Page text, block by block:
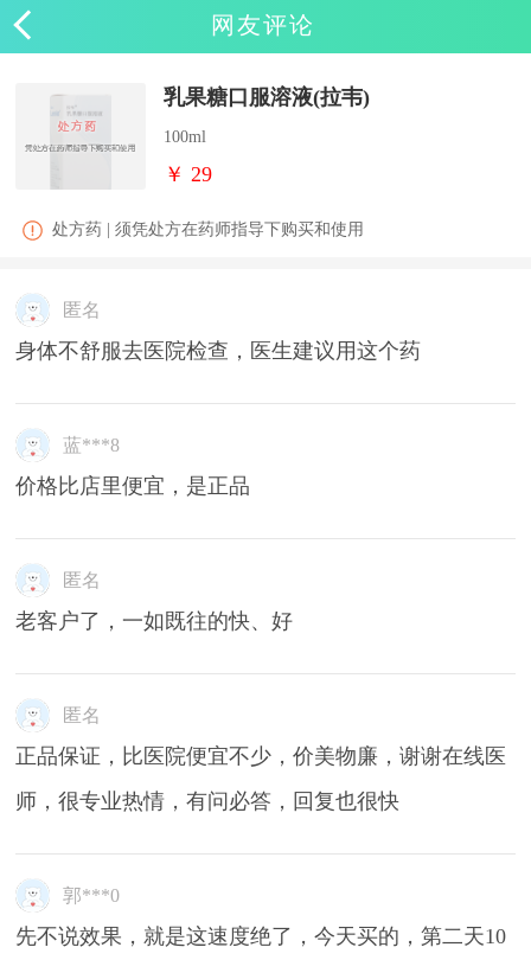
网友评论
乳果糖口服溶液(拉韦)
100ml
￥ 29
处方药 | 须凭处方在药师指导下购买和使用
匿名
身体不舒服去医院检查，医生建议用这个药
蓝***8
价格比店里便宜，是正品
匿名
老客户了，一如既往的快、好
匿名
正品保证，比医院便宜不少，价美物廉，谢谢在线医
师，很专业热情，有问必答，回复也很快
郭***0
先不说效果，就是这速度绝了，今天买的，第二天10